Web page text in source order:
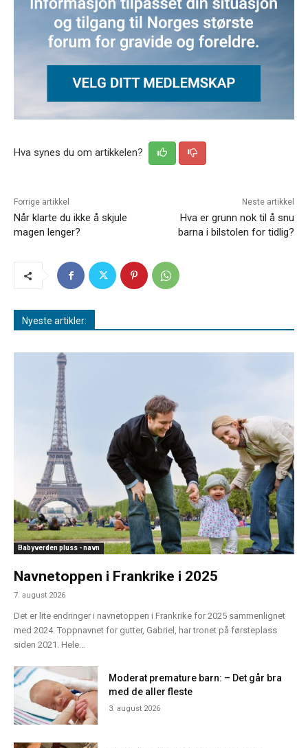
Hva synes du om artikkelen?
Forrige artikkel
Når klarte du ikke å skjule
magen lenger?
Neste artikkel
Hva er grunn nok til å snu
barna i bilstolen for tidlig?
Nyeste artikler:
Babyverden pluss - navn
Navnetoppen i Frankrike i 2025
7. august 2026
Det er lite endringer i navnetoppen i Frankrike for 2025 sammenlignet
med 2024. Toppnavnet for gutter, Gabriel, har tronet på førsteplass
siden 2021. Hele...
Moderat premature barn: – Det går bra
med de aller fleste
3. august 2026